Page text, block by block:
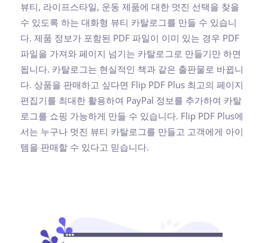
뷰티, 라이프스타일, 운동 제품에 대한 멋진 선택을 찾을
수 있도록 하는 대화형 뷰티 카탈로그를 만들 수 있습니
다. 제품 정보가 포함된 PDF 파일이 이미 있는 경우 PDF
파일을 가져와 페이지 넘기는 카탈로그로 만들기만 하면
됩니다. 카탈로그는 현실적인 책과 같은 출판물로 바뀝니
다. 상품을 판매하고 싶다면 Flip PDF Plus 최고의 페이지
편집기를 최대한 활용하여 PayPal 정보를 추가하여 카탈
로그를 쇼핑 가능하게 만들 수 있습니다. Flip PDF Plus에
서는 누구나 멋진 뷰티 카탈로그를 만들고 고객에게 아이
템을 판매할 수 있다고 믿습니다.